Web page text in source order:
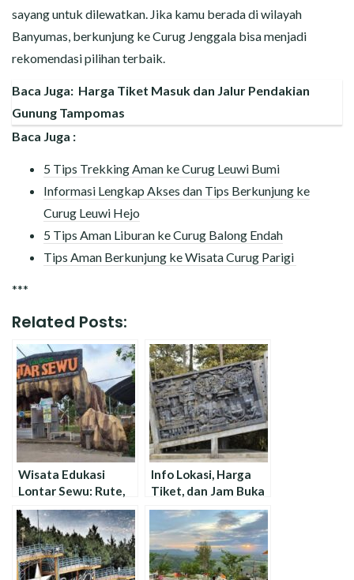
sayang untuk dilewatkan. Jika kamu berada di wilayah
Banyumas, berkunjung ke Curug Jenggala bisa menjadi
rekomendasi pilihan terbaik.
Baca Juga: Harga Tiket Masuk dan Jalur Pendakian
Gunung Tampomas
Baca Juga :
5 Tips Trekking Aman ke Curug Leuwi Bumi
Informasi Lengkap Akses dan Tips Berkunjung ke
Curug Leuwi Hejo
5 Tips Aman Liburan ke Curug Balong Endah
Tips Aman Berkunjung ke Wisata Curug Parigi
***
Related Posts:
Wisata Edukasi
Lontar Sewu: Rute,
Harga Tiket & Jam
Buka
Info Lokasi, Harga
Tiket, dan Jam Buka
Museum Ullen
Sentalu